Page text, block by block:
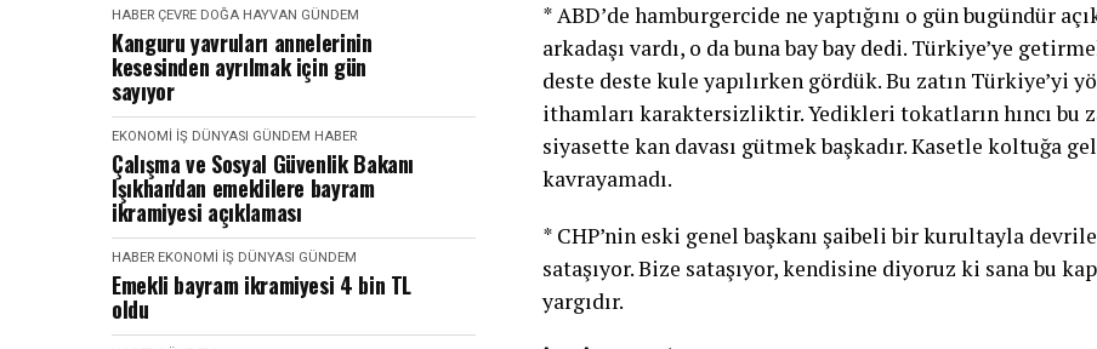
HABER ÇEVRE DOĞA HAYVAN GÜNDEM
Kanguru yavruları annelerinin
kesesinden ayrılmak için gün
sayıyor
EKONOMI İŞ DÜNYASI GÜNDEM HABER
Çalışma ve Sosyal Güvenlik Bakanı
Işıkhan'dan emeklilere bayram
ikramiyesi açıklaması
HABER EKONOMI İŞ DÜNYASI GÜNDEM
Emekli bayram ikramiyesi 4 bin TL
oldu
* ABD’de hamburgercide ne yaptığını o gün bugündür
arkadaşı vardı, o da buna bay bay dedi. Türkiye’ye
deste deste kule yapılırken gördük. Bu zatın Türkiye’yi
ithamları karaktersizliktir. Yedikleri tokatların hıncı bu
siyasette kan davası gütmek başkadır. Kasetle koltuğa
kavrayamadı.
* CHP’nin eski genel başkanı şaibeli bir kurultayla
sataşıyor. Bize sataşıyor, kendisine diyoruz ki sana bu
yargıdır.